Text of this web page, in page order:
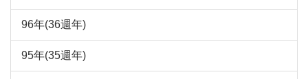
96年(36週年)
95年(35週年)